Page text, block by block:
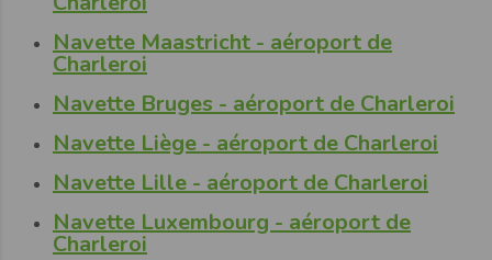
Navette Maastricht - aéroport de
Charleroi
Navette Bruges - aéroport de Charleroi
Navette Liège - aéroport de Charleroi
Navette Lille - aéroport de Charleroi
Navette Luxembourg - aéroport de
Charleroi